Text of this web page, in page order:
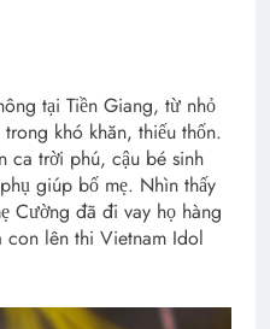
tại Tiền Giang, từ nhỏ
khó khăn, thiếu thốn.
ca trời phú, cậu bé sinh
giúp bố mẹ. Nhìn thấy
Cường đã đi vay họ hàng
lên thi Vietnam Idol